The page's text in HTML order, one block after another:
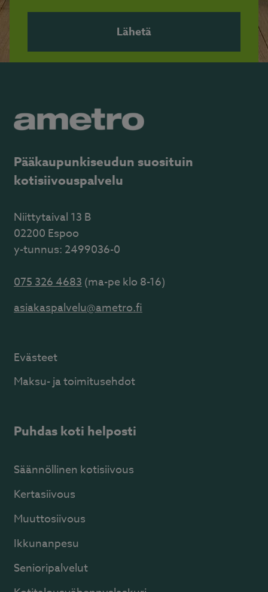
Pääkaupunkiseudun suosituin
kotisiivouspalvelu
Niittytaival 13 B
02200 Espoo
y-tunnus: 2499036-0
075 326 4683(ma-pe klo 8-16)
asiakaspalvelu@ametro.fi
Evästeet
Maksu- ja toimitusehdot
Puhdas koti helposti
Säännöllinen kotisiivous
Kertasiivous
Muuttosiivous
Ikkunanpesu
Senioripalvelut